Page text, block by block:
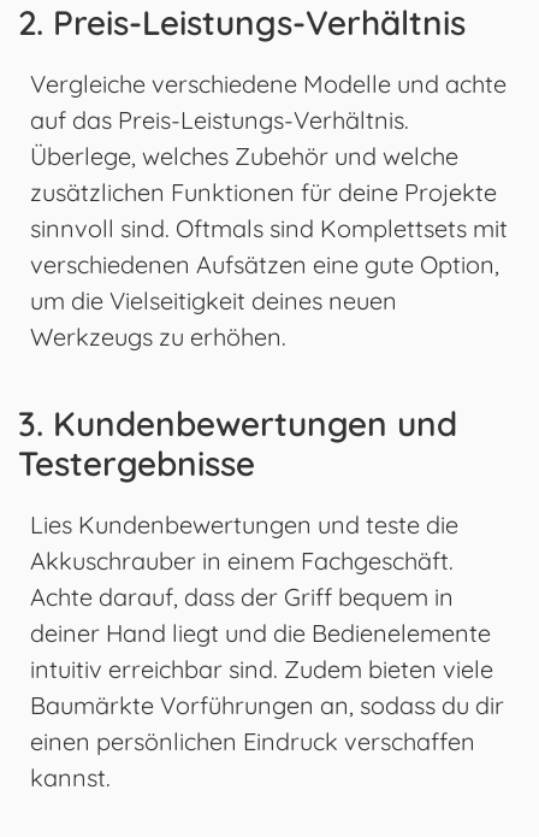
2. Preis-Leistungs-Verhältnis
Vergleiche verschiedene Modelle und achte
auf das Preis-Leistungs-Verhältnis.
Überlege, welches Zubehör und welche
zusätzlichen Funktionen für deine Projekte
sinnvoll sind. Oftmals sind Komplettsets mit
verschiedenen Aufsätzen eine gute Option,
um die Vielseitigkeit deines neuen
Werkzeugs zu erhöhen.
3. Kundenbewertungen und
Testergebnisse
Lies Kundenbewertungen und teste die
Akkuschrauber in einem Fachgeschäft.
Achte darauf, dass der Griff bequem in
deiner Hand liegt und die Bedienelemente
intuitiv erreichbar sind. Zudem bieten viele
Baumärkte Vorführungen an, sodass du dir
einen persönlichen Eindruck verschaffen
kannst.